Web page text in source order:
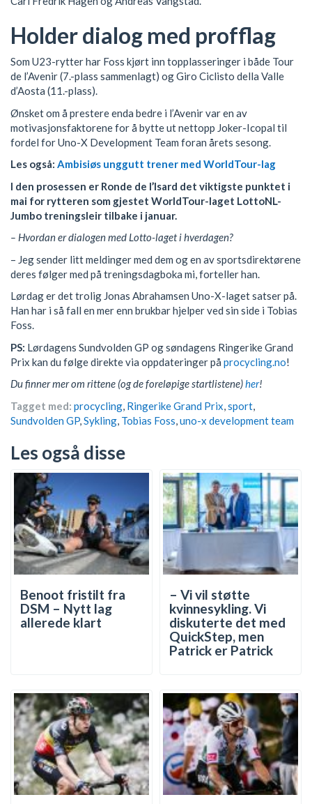
Holder dialog med profflag
Som U23-rytter har Foss kjørt inn topplasseringer i både Tour
de l’Avenir (7.-plass sammenlagt) og Giro Ciclisto della Valle
d’Aosta (11.-plass).
Ønsket om å prestere enda bedre i l’Avenir var en av
motivasjonsfaktorene for å bytte ut nettopp Joker-Icopal til
fordel for Uno-X Development Team foran årets sesong.
Les også: Ambisiøs unggutt trener med WorldTour-lag
I den prosessen er Ronde de l’Isard det viktigste punktet i
mai for rytteren som gjestet WorldTour-laget LottoNL-
Jumbo treningsleir tilbake i januar.
– Hvordan er dialogen med Lotto-laget i hverdagen?
– Jeg sender litt meldinger med dem og en av sportsdirektørene
deres følger med på treningsdagboka mi, forteller han.
Lørdag er det trolig Jonas Abrahamsen Uno-X-laget satser på.
Han har i så fall en mer enn brukbar hjelper ved sin side i Tobias
Foss.
PS: Lørdagens Sundvolden GP og søndagens Ringerike Grand
Prix kan du følge direkte via oppdateringer på procycling.no!
Du finner mer om rittene (og de foreløpige startlistene)her!
Tagget med: procycling Ringerike Grand Prix sport
Sundvolden GP, Sykling Tobias Foss uno-x development team
Les også disse
Benoot fristilt fra
DSM – Nytt lag
allerede klart
– Vi vil støtte
kvinnesykling. Vi
diskuterte det med
QuickStep, men
Patrick er Patrick